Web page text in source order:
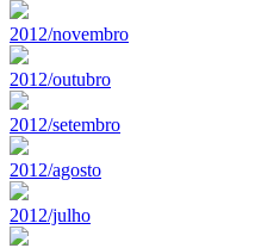
2012/novembro
2012/outubro
2012/setembro
2012/agosto
2012/julho